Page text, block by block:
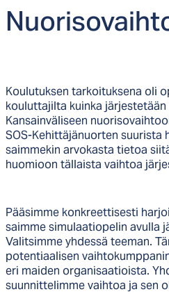
Koulutuksen tarkoituksena oli
kouluttajilta kuinka
Kansainväliseen
SOS-Kehittäjänuorten suurista
saimmekin arvokasta tietoa
huomioon tällaista vaihtoa
Pääsimme konkreettisesti
saimme simulaatiopelin avulla
Valitsimme yhdessä teeman.
potentiaalisen
eri maiden organisaatioista.
suunnittelimme vaihtoa ja sen